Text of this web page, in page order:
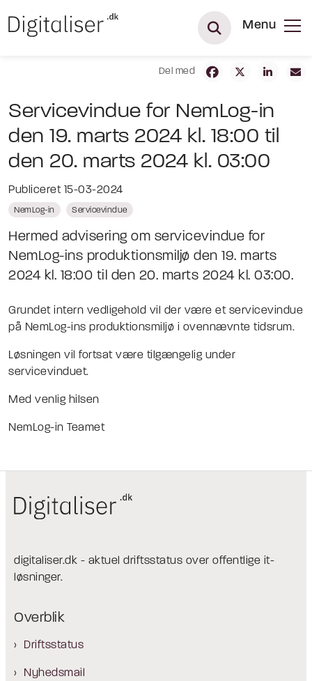
Menu
Del med
Servicevindue for NemLog-in
den 19. marts 2024 kl. 18:00 til
den 20. marts 2024 kl. 03:00
Publiceret 15-03-2024
NemLog-in Servicevindue
Hermed advisering om servicevindue for
NemLog-ins produktionsmiljø den 19. marts
2024 kl. 18:00 til den 20. marts 2024 kl. 03:00.
Grundet intern vedligehold vil der være et servicevindue
på NemLog-ins produktionsmiljø i ovennævnte tidsrum.
Løsningen vil fortsat være tilgængelig under
servicevinduet.
Med venlig hilsen
NemLog-in Teamet
digitaliser.dk - aktuel driftsstatus over offentlige it-
løsninger.
Overblik
Driftsstatus
Nyhedsmail